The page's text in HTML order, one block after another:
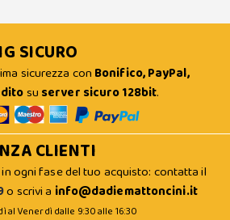
SICURO
sicurezza con Bonifico, PayPal,
su server sicuro 128bit.
CLIENTI
ogni fase del tuo acquisto: contatta il
o scrivi a info@dadiemattoncini.it
al Venerdì dalle 9:30 alle 16:30